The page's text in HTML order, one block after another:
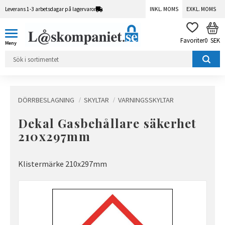
Leverans 1-3 arbetsdagar på lagervaror INKL. MOMS EXKL. MOMS
FAVORITER
0 SEK
DÖRRBESLAGNING SKYLTAR VARNINGSSKYLTAR
Dekal Gasbehållare säkerhet
210x297mm
Klistermärke 210x297mm